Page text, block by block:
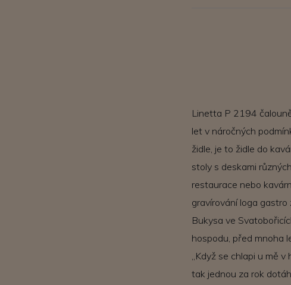
Linetta P 2194
let v náročných
židle, je to židle do
stoly s deskami
restaurace nebo
gravírování loga
Bukysa ve
hospodu, před mnoha
„Když se chlapi u mě
tak jednou za rok